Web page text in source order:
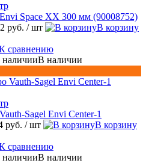
Space XX 300 мм (90008752)
руб. / шт
В корзину
сравнению
В наличии
Sagel Envi Center-1
руб. / шт
В корзину
сравнению
В наличии